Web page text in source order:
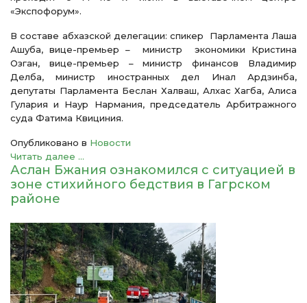
«Экспофорум».
В составе абхазской делегации: спикер Парламента Лаша
Ашуба, вице-премьер – министр экономики Кристина
Озган, вице-премьер – министр финансов Владимир
Делба, министр иностранных дел Инал Ардзинба,
депутаты Парламента Беслан Халваш, Алхас Хагба, Алиса
Гулария и Наур Нармания, председатель Арбитражного
суда Фатима Квициния.
Опубликовано в Новости
Читать далее ...
Аслан Бжания ознакомился с ситуацией в
зоне стихийного бедствия в Гагрском
районе